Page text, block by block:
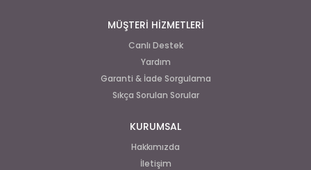
MÜŞTERİ HİZMETLERİ
Canlı Destek
Yardım
Garanti & İade Sorgulama
Sıkça Sorulan Sorular
KURUMSAL
Hakkımızda
İletişim